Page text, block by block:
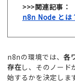
>>>関連記事：
n8n Node とは
n8nの環境では、各
存在し、そのノード
始するかを決定しま